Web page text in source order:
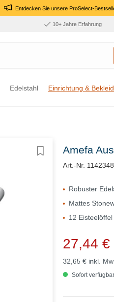
Entdecken Sie unsere ProSelect-
10+ Jahre Erfahrung
Edelstahl Einrichtung &
Amefa
Art.-Nr. 1142348
Robuster
Mattes
12
27,44 €
32,65 € inkl.
Sofort verfügbar